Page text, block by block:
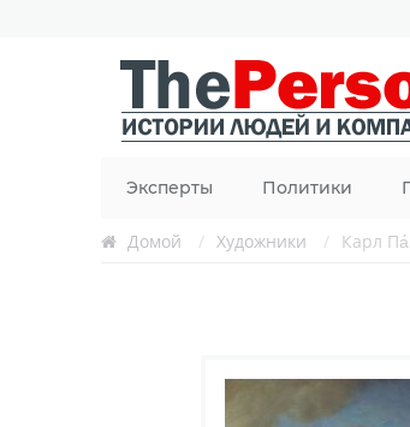
Эксперты Политики
Домой / Художники / Карл